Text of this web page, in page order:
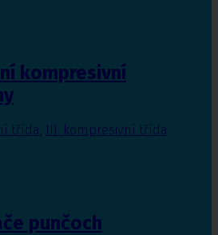
kompresivní
třída III. kompresivní třída
punčoch